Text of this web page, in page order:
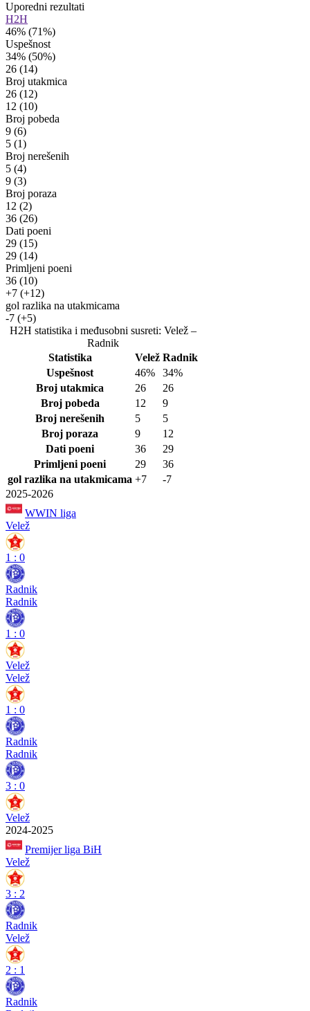
Uporedni rezultati
H2H
46% (71%)
Uspešnost
34% (50%)
26 (14)
Broj utakmica
26 (12)
12 (10)
Broj pobeda
9 (6)
5 (1)
Broj nerešenih
5 (4)
9 (3)
Broj poraza
12 (2)
36 (26)
Dati poeni
29 (15)
29 (14)
Primljeni poeni
36 (10)
+7 (+12)
gol razlika na utakmicama
-7 (+5)
H2H statistika i međusobni susreti: Velež –
Radnik
Statistika
Velež Radnik
Uspešnost
46%
34%
Broj utakmica
26
26
Broj pobeda
12
9
Broj nerešenih
5
5
Broj poraza
9
12
Dati poeni
36
29
Primljeni poeni
29
36
gol razlika na utakmicama +7
-7
2025-2026
WWIN liga
Velež
1 : 0
Radnik
Radnik
1 : 0
Velež
Velež
1 : 0
Radnik
Radnik
3 : 0
Velež
2024-2025
Premijer liga BiH
Velež
3 : 2
Radnik
Velež
2 : 1
Radnik